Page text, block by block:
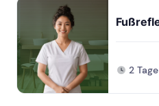
2 Tage